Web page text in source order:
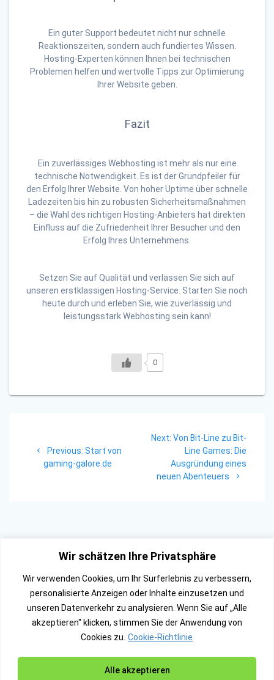
Wir schätzen Ihre Privatsphäre
Wir verwenden Cookies, um Ihr Surferlebnis zu verbessern,
personalisierte Anzeigen oder Inhalte einzusetzen und
unseren Datenverkehr zu analysieren. Wenn Sie auf „Alle
akzeptieren" klicken, stimmen Sie der Anwendung von
Cookies zu. Cookie-Richtlinie
Alle akzeptieren
Ein guter Support bedeutet nicht nur schnelle
Reaktionszeiten, sondern auch fundiertes Wissen.
Hosting-Experten können Ihnen bei technischen
Problemen helfen und wertvolle Tipps zur Optimierung
Ihrer Website geben.
Fazit
Ein zuverlässiges Webhosting ist mehr als nur eine
technische Notwendigkeit. Es ist der Grundpfeiler für
den Erfolg Ihrer Website. Von hoher Uptime über schnelle
Ladezeiten bis hin zu robusten Sicherheitsmaßnahmen
– die Wahl des richtigen Hosting-Anbieters hat direkten
Einfluss auf die Zufriedenheit Ihrer Besucher und den
Erfolg Ihres Unternehmens.
Setzen Sie auf Qualität und verlassen Sie sich auf
unseren erstklassigen Hosting-Service. Starten Sie noch
heute durch und erleben Sie, wie zuverlässig und
leistungsstark Webhosting sein kann!
0
Previous: Previous
post:
Start von
gaming-galore.de
Next: Next
post:
Von Bit-Line zu Bit-
Line Games: Die
Ausgründung eines
neuen Abenteuers